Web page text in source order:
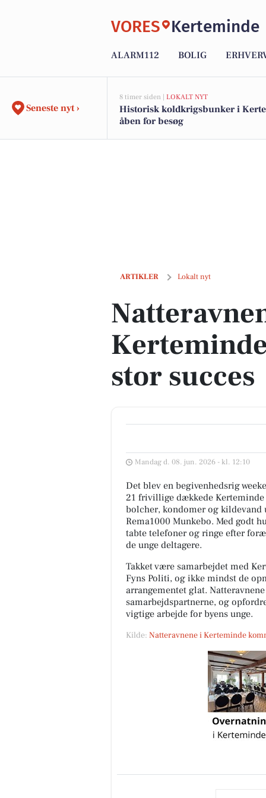
VORES Kerteminde
ALARM112 BOLIG
Seneste nyt ›
8 timer siden | LOKALT NYT
Historisk koldkrigsbunker i
åben for besøg
ARTIKLER Lokalt nyt
Natteravnene overvågede Kerteminde
stor succes
Mandag d. 08. jun. 2026 - kl. 12:10
Det blev en begivenhedsrig
21 frivillige dækkede Kerteminde
bolcher, kondomer og kildevand
Rema1000 Munkebo. Med godt
tabte telefoner og ringe efter
de unge deltagere.
Takket være samarbejdet med
Fyns Politi, og ikke mindst de
arrangementet glat.
samarbejdspartnerne, og
vigtige arbejde for byens unge.
Kilde: Natteravnene i Kerteminde